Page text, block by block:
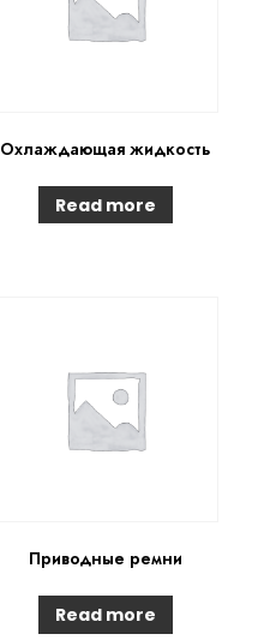
Охлаждающая жидкость
Read more
Приводные ремни
Read more